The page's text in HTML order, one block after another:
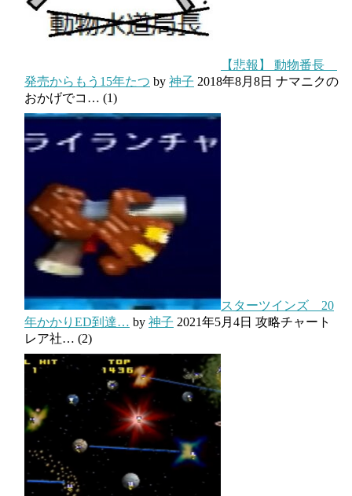
【悲報】 動物番長
発売からもう15年たつ by 神子 2018年8月8日 ナマニクの
おかげでコ… (1)
スターツインズ 20
年かかりED到達… by 神子 2021年5月4日 攻略チャート
レア社… (2)